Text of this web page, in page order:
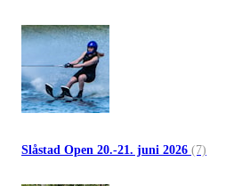
Slåstad Open 20.-21. juni 2026 (7)